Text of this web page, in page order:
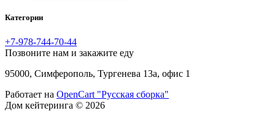
Категории
+7-978-744-70-44
Позвоните нам и закажите еду
95000, Симферополь, Тургенева 13а, офис 1
Работает на OpenCart "Русская сборка"
Дом кейтеринга © 2026